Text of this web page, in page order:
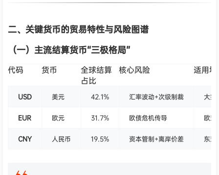
二、关键货币的贸易特性与风险图谱
（一）主流结算货币“三极格局”
代码 货币
全球结算
占比
核心风险 适用场
USD 美元 42.1% 汇率波动+次级制裁 大宗
EUR 欧元 31.7% 欧债危机传导 欧盟
CNY 人民币 19.5% 资本管制+离岸价差 东盟